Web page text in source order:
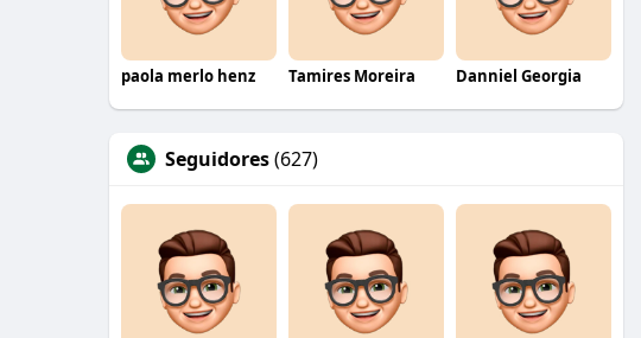
paola merlo henz Tamires Moreira Danniel Georgia
Seguidores(627)